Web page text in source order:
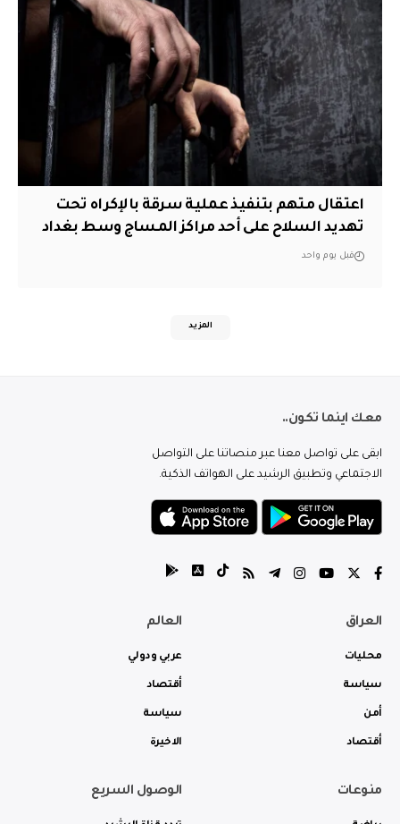
اعتقال متهم بتنفيذ عملية سرقة بالإكراه تحت
تهديد السلاح على أحد مراكز المساج وسط بغداد
قبل يوم واحد
المزيد
معك اينما تكون..
ابقى على تواصل معنا عبر منصاتنا على التواصل
الاجتماعي وتطبيق الرشيد على الهواتف الذكية.
العراق
محليات
سياسة
أمن
أقتصاد
العالم
عربي ودولي
أقتصاد
سياسة
الاخيرة
منوعات الوصول السريع